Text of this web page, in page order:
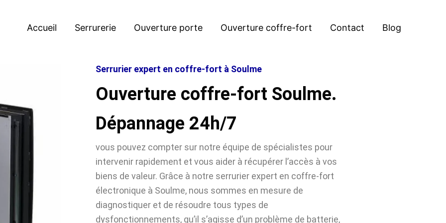
Accueil Serrurerie Ouverture porte Ouverture coffre-fort Contact Blog
Serrurier expert en coffre-fort à Soulme
Ouverture coffre-fort Soulme.
Dépannage 24h/7
vous pouvez compter sur notre équipe de spécialistes pour
intervenir rapidement et vous aider à récupérer l’accès à vos
biens de valeur. Grâce à notre serrurier expert en coffre-fort
électronique à Soulme, nous sommes en mesure de
diagnostiquer et de résoudre tous types de
dysfonctionnements, qu’il s’agisse d’un problème de batterie,